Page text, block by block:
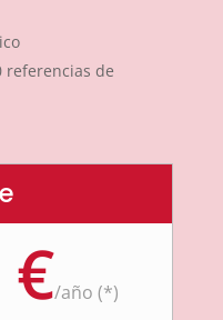
referencias de
/año (*)